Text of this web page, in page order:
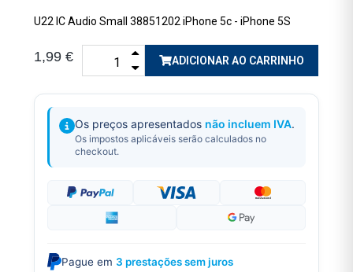
U22 IC Audio Small 38851202 iPhone 5c - iPhone 5S
1,99 € ADICIONAR AO CARRINHO
Os preços apresentados não incluem IVA.
Os impostos aplicáveis serão calculados no
checkout.
Pague em 3 prestações sem juros